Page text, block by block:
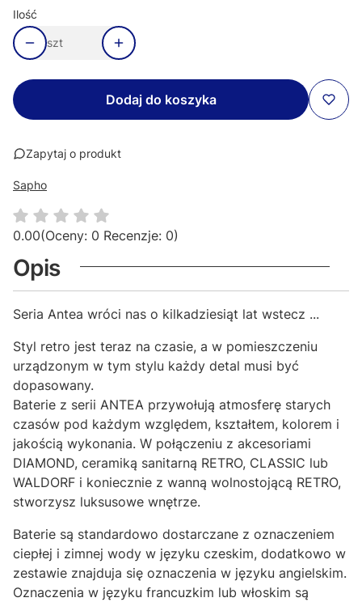
Ilość
szt
Dodaj do koszyka
Zapytaj o produkt
Sapho
0.00(Oceny: 0 Recenzje: 0)
Opis
Seria Antea wróci nas o kilkadziesiąt lat wstecz ...
Styl retro jest teraz na czasie, a w pomieszczeniu
urządzonym w tym stylu każdy detal musi być
dopasowany.
Baterie z serii ANTEA przywołują atmosferę starych
czasów pod każdym względem, kształtem, kolorem i
jakością wykonania. W połączeniu z akcesoriami
DIAMOND, ceramiką sanitarną RETRO, CLASSIC lub
WALDORF i koniecznie z wanną wolnostojącą RETRO,
stworzysz luksusowe wnętrze.
Baterie są standardowo dostarczane z oznaczeniem
ciepłej i zimnej wody w języku czeskim, dodatkowo w
zestawie znajduja się oznaczenia w języku angielskim.
Oznaczenia w języku francuzkim lub włoskim są